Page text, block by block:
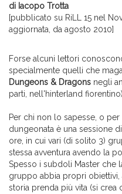
di Iacopo Trotta
[pubblicato su RiLL 15 nel
aggiornata, da agosto 2010]
Forse alcuni lettori
specialmente quelli che
Dungeons & Dragons negli
parti, nell'hinterland
Per chi non lo sapesse, o
dungeonata è una sessione
ore, in cui vari (di solito 3)
stessa avventura avendo la
Spesso i subdoli Master che
gruppo abbia propri
storia prenda più vita (si